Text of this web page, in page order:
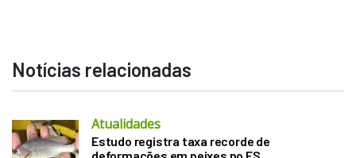
Notícias relacionadas
Atualidades
Estudo registra taxa recorde de